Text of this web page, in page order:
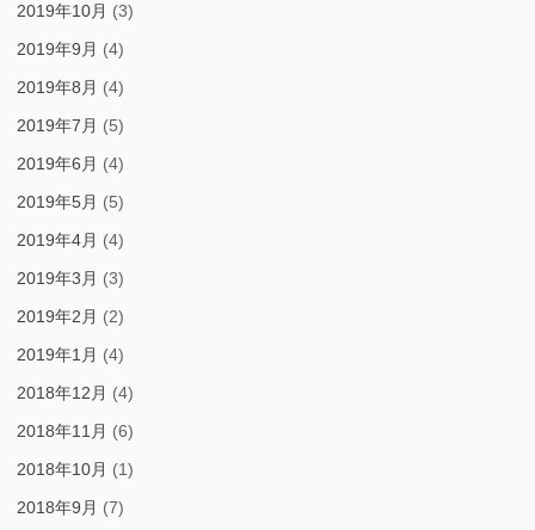
2019年10月 (3)
2019年9月 (4)
2019年8月 (4)
2019年7月 (5)
2019年6月 (4)
2019年5月 (5)
2019年4月 (4)
2019年3月 (3)
2019年2月 (2)
2019年1月 (4)
2018年12月 (4)
2018年11月 (6)
2018年10月 (1)
2018年9月 (7)